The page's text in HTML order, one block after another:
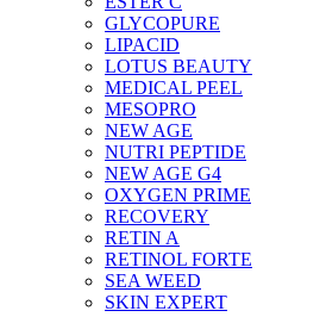
GLYCOPURE
LIPACID
LOTUS BEAUTY
MEDICAL PEEL
MESOPRO
NEW AGE
NUTRI PEPTIDE
NEW AGE G4
OXYGEN PRIME
RECOVERY
RETIN A
RETINOL FORTE
SEA WEED
SKIN EXPERT